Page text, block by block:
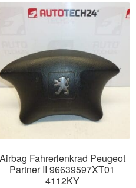
Airbag Fahrerlenkrad Peugeot
Partner II 96639597XT01
4112KY